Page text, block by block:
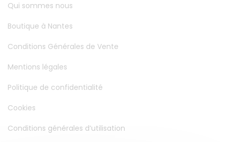
Qui sommes nous
Boutique à Nantes
Conditions Générales de Vente
Mentions légales
Politique de confidentialité
Cookies
Conditions générales d’utilisation